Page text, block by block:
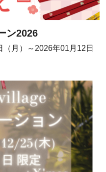
ン2026
（月）～2026年01月12日